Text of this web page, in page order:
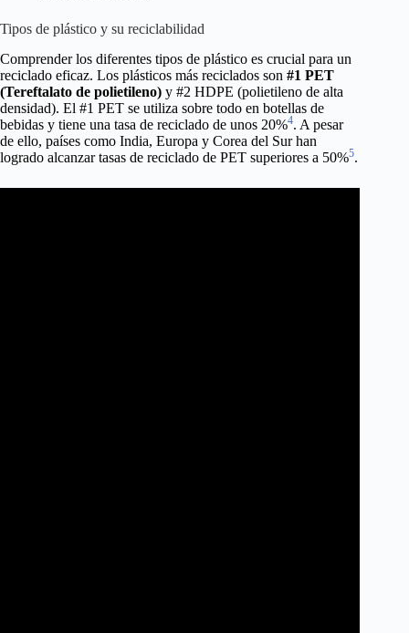
Tipos de plástico y su reciclabilidad
Comprender los diferentes tipos de plástico es crucial para un
reciclado eficaz. Los plásticos más reciclados son #1 PET
(Tereftalato de polietileno) y #2 HDPE (polietileno de alta
densidad). El #1 PET se utiliza sobre todo en botellas de
bebidas y tiene una tasa de reciclado de unos 20%4. A pesar
de ello, países como India, Europa y Corea del Sur han
logrado alcanzar tasas de reciclado de PET superiores a 50%5.